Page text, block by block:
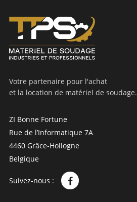
Votre partenaire pour l'achat
et la location de matériel de soudage.
ZI Bonne Fortune
Rue de l’Informatique 7A
4460 Grâce-Hollogne
Belgique
Suivez-nous :